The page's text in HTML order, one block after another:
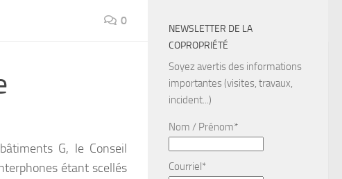
0
G, le Conseil
étant scellés
NEWSLETTER DE LA
COPROPRIÉTÉ
Soyez avertis des informations
importantes (visites, travaux,
incident...)
Nom / Prénom*
Courriel*